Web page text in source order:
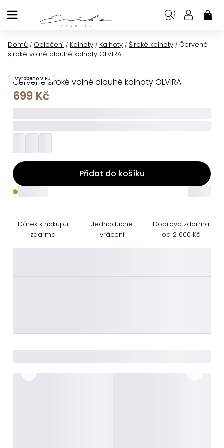
na
Domů / Oblečení / Kalhoty / Kalhoty / Široké kalhoty / Červené
široké volné dlouhé kalhoty OLVIRA
Červené široké volné dlouhé kalhoty OLVIRA
Vyrobeno v EU
699 Kč
Přidat do košíku
Dárek k nákupu
zdarma
Jednoduché
vrácení
Doprava zdarma
od 2 000 Kč